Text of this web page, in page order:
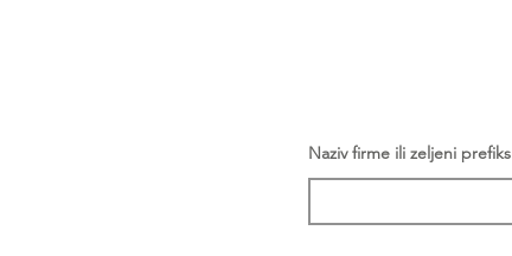
Naziv firme ili zeljeni prefiks